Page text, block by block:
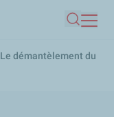
Le démantèlement du